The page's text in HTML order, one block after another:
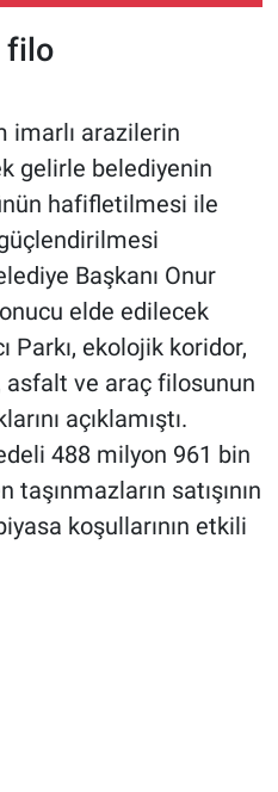
filo
imarlı arazilerin
gelirle belediyenin
hafifletilmesi ile
Başkanı Onur
elde edilecek
Parkı, ekolojik koridor,
ve araç filosunun
açıklamıştı.
488 milyon 961 bin
satışının
koşullarının etkili